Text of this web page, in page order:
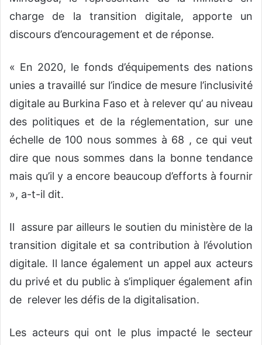
charge de la transition digitale, apporte un
discours d’encouragement et de réponse.
« En 2020, le fonds d’équipements des nations
unies a travaillé sur l’indice de mesure l’inclusivité
digitale au Burkina Faso et à relever qu’ au niveau
des politiques et de la réglementation, sur une
échelle de 100 nous sommes à 68 , ce qui veut
dire que nous sommes dans la bonne tendance
mais qu’il y a encore beaucoup d’efforts à fournir
», a-t-il dit.
Il
assure par ailleurs le soutien du ministère de la
transition digitale et sa contribution à l’évolution
digitale. Il lance également un appel aux acteurs
du privé et du public à s’impliquer également afin
de relever les défis de la digitalisation.
Les acteurs qui ont le plus impacté le secteur